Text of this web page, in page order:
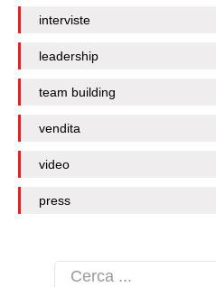
interviste
leadership
team building
vendita
video
press